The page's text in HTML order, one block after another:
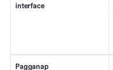
interface
Pagganap